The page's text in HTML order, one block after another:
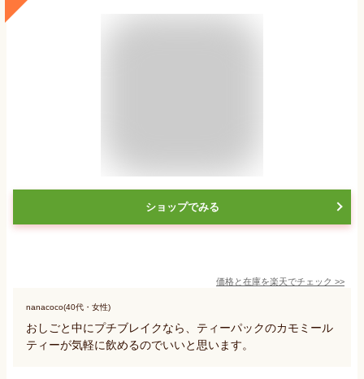
ショップでみる
価格と在庫を楽天でチェック >>
nanacoco(40代・女性)
おしごと中にプチブレイクなら、ティーパックのカモミール
ティーが気軽に飲めるのでいいと思います。